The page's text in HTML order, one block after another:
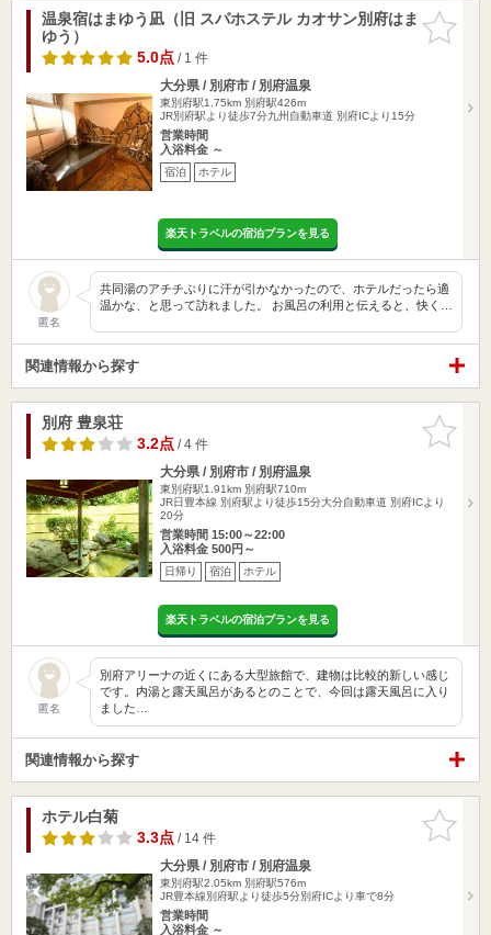
お気に入
りに追加
温泉宿はまゆう凪（旧 スパホステル カオサン別府はま
ゆう）
5.0点/ 1 件
大分県 / 別府市 / 別府温泉
東別府駅1.75km 別府駅426m
JR別府駅より徒歩7分九州自動車道 別府ICより15分
営業時間
入浴料金 ～
宿泊 ホテル
楽天トラベルの宿泊プランを見る
匿名
共同湯のアチチぶりに汗が引かなかったので、ホテルだったら適
温かな、と思って訪れました。 お風呂の利用と伝えると、快く…
関連情報から探す
お気に入
りに追加
別府 豊泉荘
3.2点/ 4 件
大分県 / 別府市 / 別府温泉
東別府駅1.91km 別府駅710m
JR日豊本線 別府駅より徒歩15分大分自動車道 別府ICより
20分
営業時間 15:00～22:00
入浴料金 500円～
日帰り 宿泊 ホテル
楽天トラベルの宿泊プランを見る
匿名
別府アリーナの近くにある大型旅館で、建物は比較的新しい感じ
です。内湯と露天風呂があるとのことで、今回は露天風呂に入り
ました…
関連情報から探す
お気に入
りに追加
ホテル白菊
3.3点/ 14 件
大分県 / 別府市 / 別府温泉
東別府駅2.05km 別府駅576m
JR豊本線別府駅より徒歩5分別府ICより車で8分
営業時間
入浴料金 ～